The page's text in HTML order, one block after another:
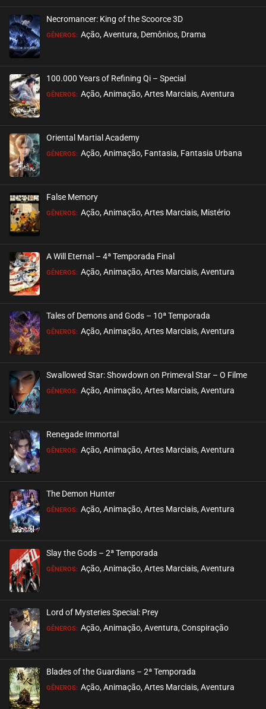
Necromancer: King of the Scoorce 3D
GÊNEROS: Ação, Aventura, Demônios, Drama
100.000 Years of Refining Qi – Special
GÊNEROS: Ação, Animação, Artes Marciais, Aventura
Oriental Martial Academy
GÊNEROS: Ação, Animação, Fantasia, Fantasia Urbana
False Memory
GÊNEROS: Ação, Animação, Artes Marciais, Mistério
A Will Eternal – 4ª Temporada Final
GÊNEROS: Ação, Animação, Artes Marciais, Aventura
Tales of Demons and Gods – 10ª Temporada
GÊNEROS: Ação, Animação, Artes Marciais, Aventura
Swallowed Star: Showdown on Primeval Star – O Filme
GÊNEROS: Ação, Animação, Artes Marciais, Aventura
Renegade Immortal
GÊNEROS: Ação, Animação, Artes Marciais, Aventura
The Demon Hunter
GÊNEROS: Ação, Animação, Artes Marciais, Aventura
Slay the Gods – 2ª Temporada
GÊNEROS: Ação, Animação, Artes Marciais, Aventura
Lord of Mysteries Special: Prey
GÊNEROS: Ação, Animação, Aventura, Conspiração
Blades of the Guardians – 2ª Temporada
GÊNEROS: Ação, Animação, Artes Marciais, Aventura